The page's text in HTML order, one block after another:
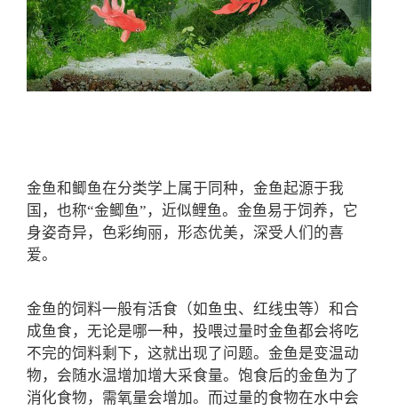
金鱼和鲫鱼在分类学上属于同种，金鱼起源于我
国，也称“金鲫鱼”，近似鲤鱼。金鱼易于饲养，它
身姿奇异，色彩绚丽，形态优美，深受人们的喜
爱。
金鱼的饲料一般有活食（如鱼虫、红线虫等）和合
成鱼食，无论是哪一种，投喂过量时金鱼都会将吃
不完的饲料剩下，这就出现了问题。金鱼是变温动
物，会随水温增加增大采食量。饱食后的金鱼为了
消化食物，需氧量会增加。而过量的食物在水中会